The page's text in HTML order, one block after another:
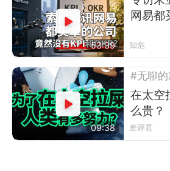
53:39
网易都
知危
09:38
#无聊
在太空
么贵？
差评君